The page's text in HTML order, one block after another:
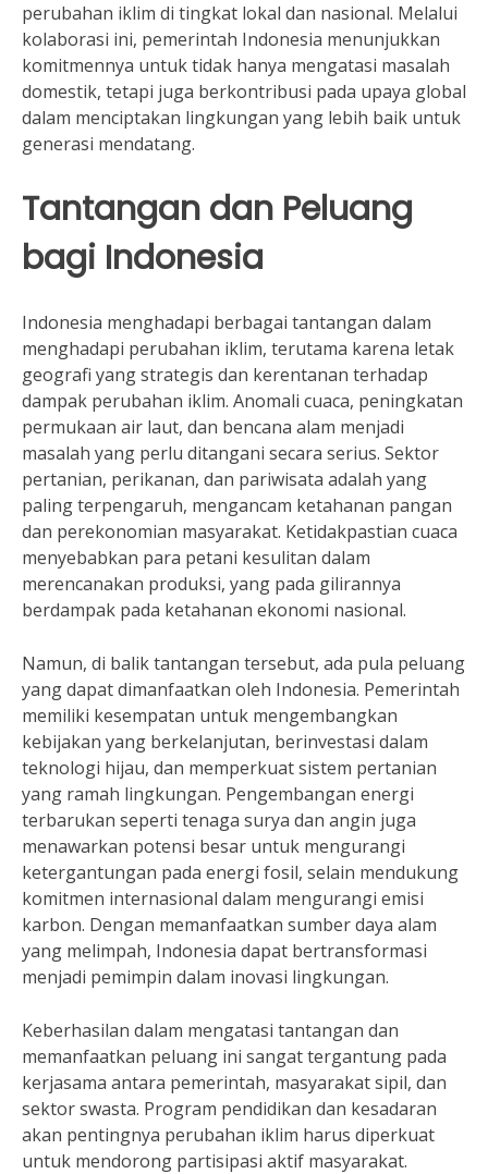
perubahan iklim di tingkat lokal dan nasional. Melalui
kolaborasi ini, pemerintah Indonesia menunjukkan
komitmennya untuk tidak hanya mengatasi masalah
domestik, tetapi juga berkontribusi pada upaya global
dalam menciptakan lingkungan yang lebih baik untuk
generasi mendatang.
Tantangan dan Peluang
bagi Indonesia
Indonesia menghadapi berbagai tantangan dalam
menghadapi perubahan iklim, terutama karena letak
geografi yang strategis dan kerentanan terhadap
dampak perubahan iklim. Anomali cuaca, peningkatan
permukaan air laut, dan bencana alam menjadi
masalah yang perlu ditangani secara serius. Sektor
pertanian, perikanan, dan pariwisata adalah yang
paling terpengaruh, mengancam ketahanan pangan
dan perekonomian masyarakat. Ketidakpastian cuaca
menyebabkan para petani kesulitan dalam
merencanakan produksi, yang pada gilirannya
berdampak pada ketahanan ekonomi nasional.
Namun, di balik tantangan tersebut, ada pula peluang
yang dapat dimanfaatkan oleh Indonesia. Pemerintah
memiliki kesempatan untuk mengembangkan
kebijakan yang berkelanjutan, berinvestasi dalam
teknologi hijau, dan memperkuat sistem pertanian
yang ramah lingkungan. Pengembangan energi
terbarukan seperti tenaga surya dan angin juga
menawarkan potensi besar untuk mengurangi
ketergantungan pada energi fosil, selain mendukung
komitmen internasional dalam mengurangi emisi
karbon. Dengan memanfaatkan sumber daya alam
yang melimpah, Indonesia dapat bertransformasi
menjadi pemimpin dalam inovasi lingkungan.
Keberhasilan dalam mengatasi tantangan dan
memanfaatkan peluang ini sangat tergantung pada
kerjasama antara pemerintah, masyarakat sipil, dan
sektor swasta. Program pendidikan dan kesadaran
akan pentingnya perubahan iklim harus diperkuat
untuk mendorong partisipasi aktif masyarakat.